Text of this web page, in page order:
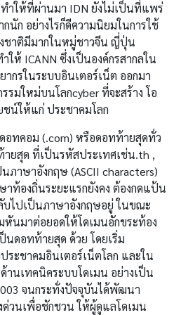
ทำให้ที่ผ่านมา IDN ยังไม่เป็นที่แพร่
นัก อย่างไรก็ดีความนิยมในการใช้
ชาติมีมากในหมู่ชาวจีน ญี่ปุ่น
ให้ ICANN ซึ่งเป็นองค์กรสากลใน
ากรในระบบอินเตอร์เน็ต ออกมา
รมใหม่บนโลกcyber ที่จะสร้าง โอ
น์ให้แก่ ประชาคมโลก
อทคอม (.com) หรือดอทท้ายสุดทั่ว
ยสุด ที่เป็นรหัสประเทศเช่น.th ,
ภาษาอังกฤษ (ASCII characters)
าท้องถิ่นระยะแรกยังคง ต้องกดแป้น
ไปเป็นภาษาอังกฤษอยู่ ในขณะ
หันมาต่อยอดให้โดเมนอักขระท้อง
ดอทท้ายสุด ด้วย โดยเริ่ม
ระชาคมอินเตอร์เน็ตโลก และใน
นเทคนิคระบบโดเมน อย่างเป็น
จนกระทั่งปัจจุบันได้พัฒนา
ด่วนเพื่อชักชวน ให้ผู้ดูแลโดเมน